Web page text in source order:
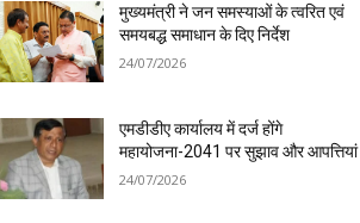
मुख्यमंत्री ने जन समस्याओं के त्वरित एवं
समयबद्ध समाधान के दिए निर्देश
24/07/2026
एमडीडीए कार्यालय में दर्ज होंगे
महायोजना-2041 पर सुझाव और आपत्तियां
24/07/2026